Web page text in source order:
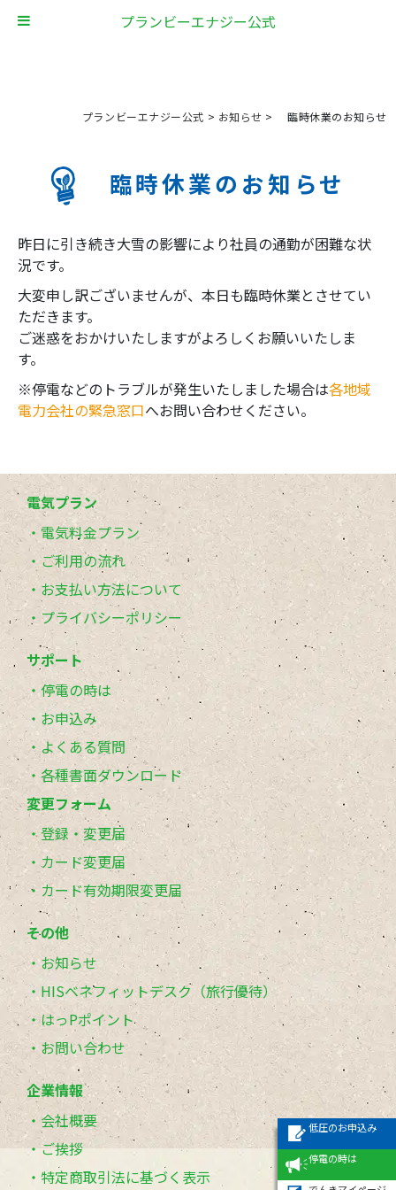
プランビーエナジー公式 > お知らせ > 臨時休業のお知らせ
臨時休業のお知らせ
昨日に引き続き大雪の影響により社員の通勤が困難な状
況です。
大変申し訳ございませんが、本日も臨時休業とさせてい
ただきます。
ご迷惑をおかけいたしますがよろしくお願いいたしま
す。
※停電などのトラブルが発生いたしました場合は各地域
電力会社の緊急窓口へお問い合わせください。
電気プラン
電気料金プラン
ご利用の流れ
お支払い方法について
プライバシーポリシー
サポート
停電の時は
お申込み
よくある質問
各種書面ダウンロード
変更フォーム
登録・変更届
カード変更届
カード有効期限変更届
その他
お知らせ
HISベネフィットデスク（旅行優待）
はっPポイント
お問い合わせ
企業情報
会社概要
ご挨拶
特定商取引法に基づく表示
低圧のお申込み
停電の時は
プランビーエナジー公式